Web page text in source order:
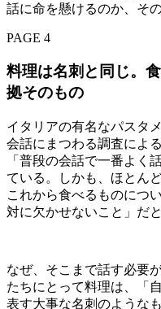
話に命を懸けるのか、そ
PAGE 4
料理は名刺と同じ。
拠そのもの
イタリアの有名なパスタ
会話にまつわる調査によ
「普段の会話で一番よく
ている。しかも、ほとん
これから食べるものにつ
対に欠かせないこと」だ
なぜ、そこまで話す必要
たちにとって料理は、「
表す大事な名刺のような